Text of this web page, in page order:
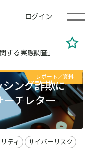
ログイン
する実態調査」
レポート／資料
ング詐欺に
チレター
ティ
サイバーリスク